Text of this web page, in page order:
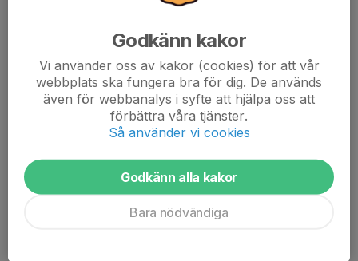
5 1 Mjölklinjen
7 2 Voyage
8 1 Grekland 2, Sverige 1
9 2 7,5 dl
10 2 Ishockeylandslaget (Tre kronor)
11 1 Pico de Gallo
12 X Tredje plats
Skiljefråga: 1057 mål 674 Herr 383 Dam
Godkänn kakor
Vi använder oss av kakor (cookies) för att vår
webbplats ska fungera bra för dig. De används
även för webbanalys i syfte att hjälpa oss att
förbättra våra tjänster.
Så använder vi cookies
Godkänn alla kakor
Bara nödvändiga